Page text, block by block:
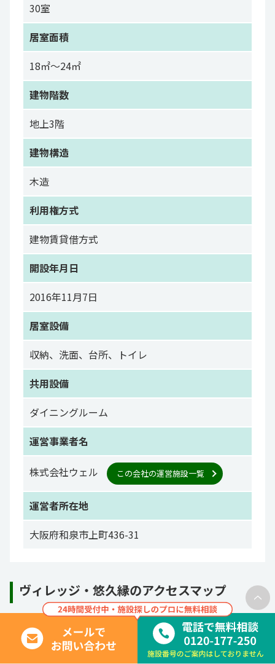
30室
居室面積
18㎡～24㎡
建物階数
地上3階
建物構造
木造
利用権方式
建物賃貸借方式
開設年月日
2016年11月7日
居室設備
収納、洗面、台所、トイレ
共用設備
ダイニングルーム
運営事業者名
株式会社ウェル この会社の運営施設一覧
運営者所在地
大阪府和泉市上町436-31
ヴィレッジ・悠久縁のアクセスマップ